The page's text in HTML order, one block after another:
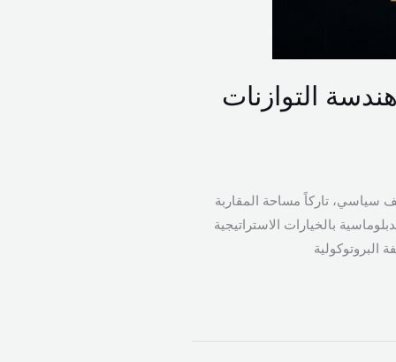
التوازنات
سياسي، تاركاً مساحة المقاربة
بالخيارات الاستراتيجية